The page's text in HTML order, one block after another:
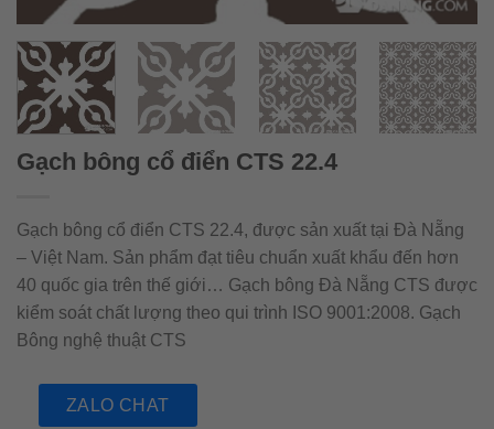
Gạch bông cổ điển CTS 22.4
Gạch bông cổ điển CTS 22.4, được sản xuất tại Đà Nẵng
– Việt Nam. Sản phẩm đạt tiêu chuẩn xuất khẩu đến hơn
40 quốc gia trên thế giới… Gạch bông Đà Nẵng CTS được
kiểm soát chất lượng theo qui trình ISO 9001:2008. Gạch
Bông nghệ thuật CTS
ZALO CHAT